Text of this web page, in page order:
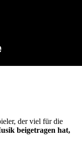
der viel für die
beigetragen hat,